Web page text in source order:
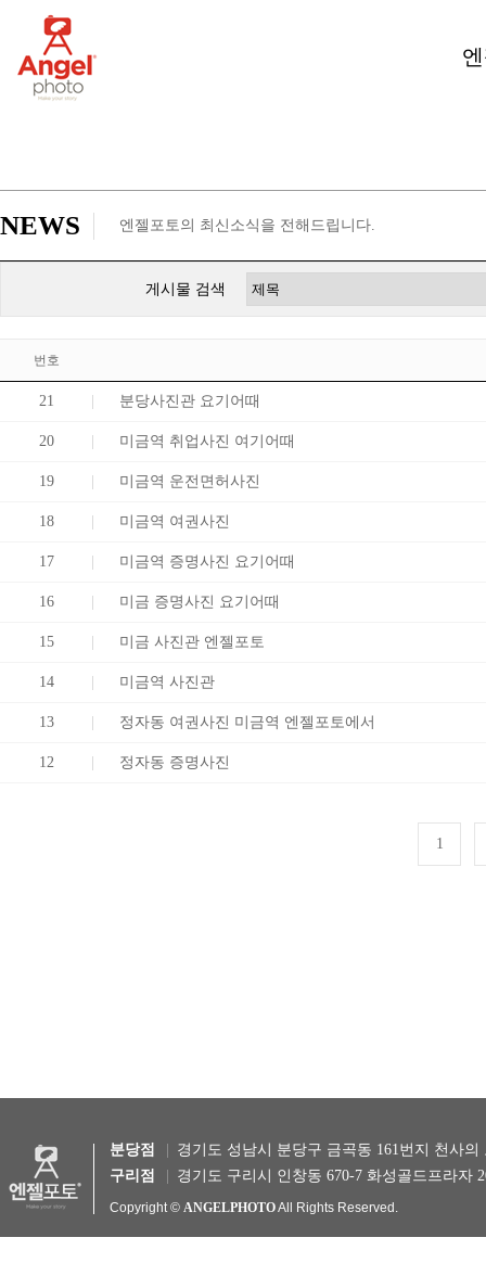
NEWS 엔젤포토의 최신소식을 전해드립니다.
게시물 검색
번호
21 분당사진관 요기어때
20 미금역 취업사진 여기어때
19 미금역 운전면허사진
18 미금역 여권사진
17 미금역 증명사진 요기어때
16 미금 증명사진 요기어때
15 미금 사진관 엔젤포토
14 미금역 사진관
13 정자동 여권사진 미금역 엔젤포토에서
12 정자동 증명사진
1
분당점
경기도 성남시 분당구 금곡동 161번지 천사의
구리점
경기도 구리시 인창동 670-7 화성골드프라자
Copyright © ANGELPHOTOAll Rights Reserved.